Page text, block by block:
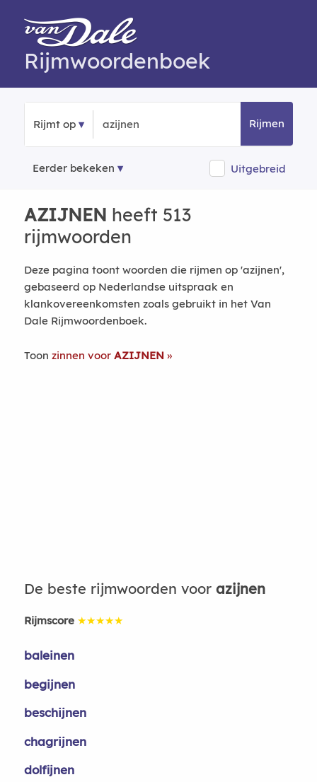
Rijmwoordenboek
Rijmt op Rijmen
Eerder bekeken Uitgebreid
AZIJNEN heeft 513
rijmwoorden
Deze pagina toont woorden die rijmen op 'azijnen',
gebaseerd op Nederlandse uitspraak en
klankovereenkomsten zoals gebruikt in het Van
Dale Rijmwoordenboek.
Toon zinnen voor AZIJNEN
De beste rijmwoorden voor azijnen
Rijmscore ★★★★★
baleinen
begijnen
beschijnen
chagrijnen
dolfijnen